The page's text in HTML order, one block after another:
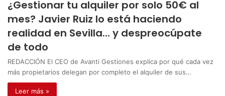
¿Gestionar tu alquiler por solo 50€ al
mes? Javier Ruiz lo está haciendo
realidad en Sevilla… y despreocúpate
de todo
REDACCIÓN El CEO de Avanti Gestiones explica por qué cada vez
más propietarios delegan por completo el alquiler de sus…
Leer más »